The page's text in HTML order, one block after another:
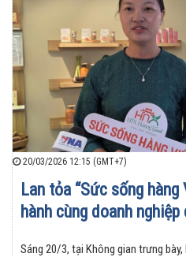
20/03/2026 12:15 (GMT+7)
Lan tỏa “Sức sống
hành cùng doanh
Sáng 20/3, tại Không gian trưng